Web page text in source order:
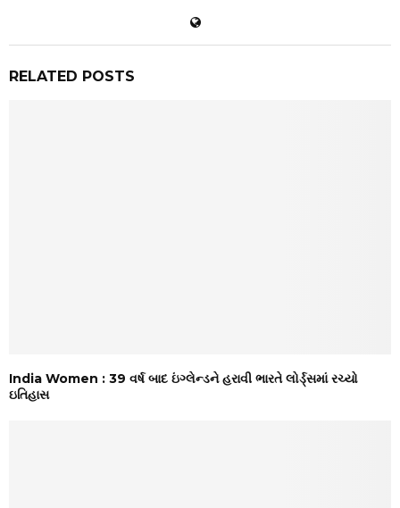
RELATED POSTS
India Women : 39 વર્ષ બાદ ઇંગ્લેન્ડને હરાવી ભારતે લોર્ડ્સમાં રચ્યો
ઇતિહાસ